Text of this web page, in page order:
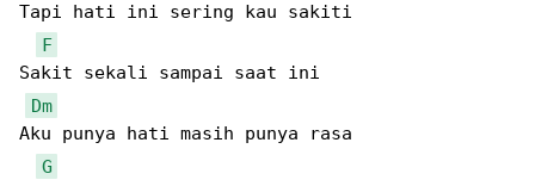
Tapi hati ini sering kau sakiti
F
Sakit sekali sampai saat ini
Dm
Aku punya hati masih punya rasa
G